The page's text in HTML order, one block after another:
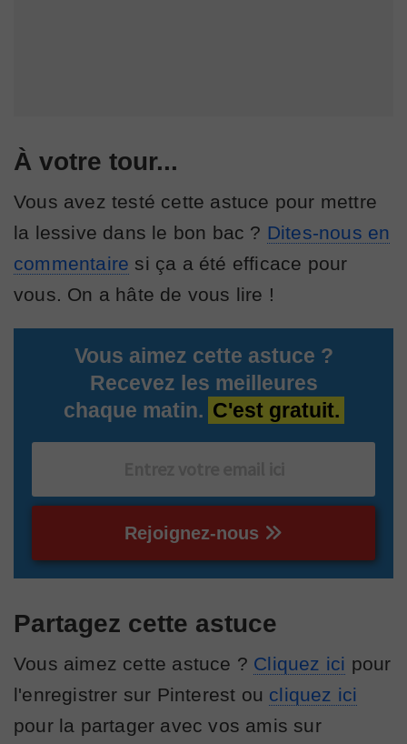
À votre tour...
Vous avez testé cette astuce pour mettre
la lessive dans le bon bac ? Dites-nous en
commentaire si ça a été efficace pour
vous. On a hâte de vous lire !
Vous aimez cette astuce ?
Recevez les meilleures
chaque matin. C'est gratuit.
Rejoignez-nous
Partagez cette astuce
Vous aimez cette astuce ? Cliquez ici pour
l'enregistrer sur Pinterest ou cliquez ici
pour la partager avec vos amis sur